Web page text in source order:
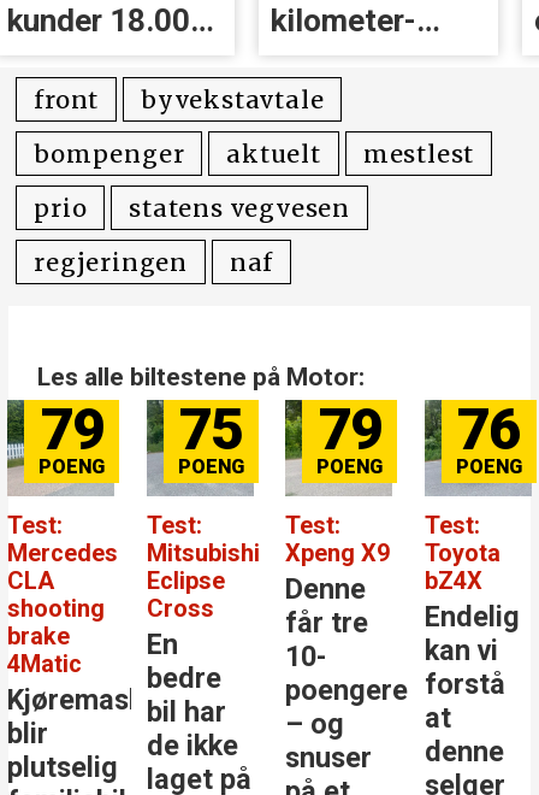
kunder 18.000
kr i erstatning
kilometer­
avgift for
elbiler
front
byvekstavtale
bompenger
aktuelt
mestlest
prio
statens vegvesen
regjeringen
naf
Les alle biltestene på Motor:
79
Test:
Mercedes
CLA
shooting
brake
4Matic
Kjøremaskinen
blir
plutselig
75
Test:
Mitsubishi
Eclipse
Cross
En
bedre
bil har
de ikke
laget på
79
Test:
Xpeng X9
Denne
får tre
10-
poengere
– og
snuser
76
Test:
Toyota
bZ4X
Endelig
kan vi
forstå
at
denne
selger